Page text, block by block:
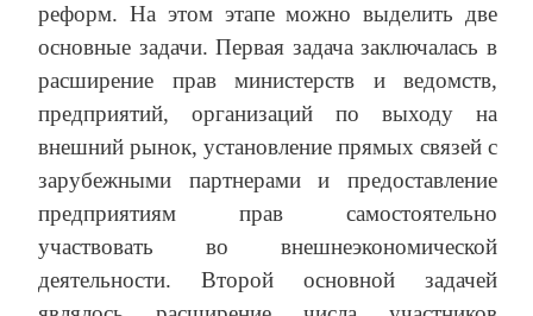
реформ. На этом этапе можно выделить две
основные задачи. Первая задача заключалась в
расширение прав министерств и ведомств,
предприятий, организаций по выходу на
внешний рынок, установление прямых связей с
зарубежными партнерами и предоставление
предприятиям прав самостоятельно
участвовать во внешнеэкономической
деятельности. Второй основной задачей